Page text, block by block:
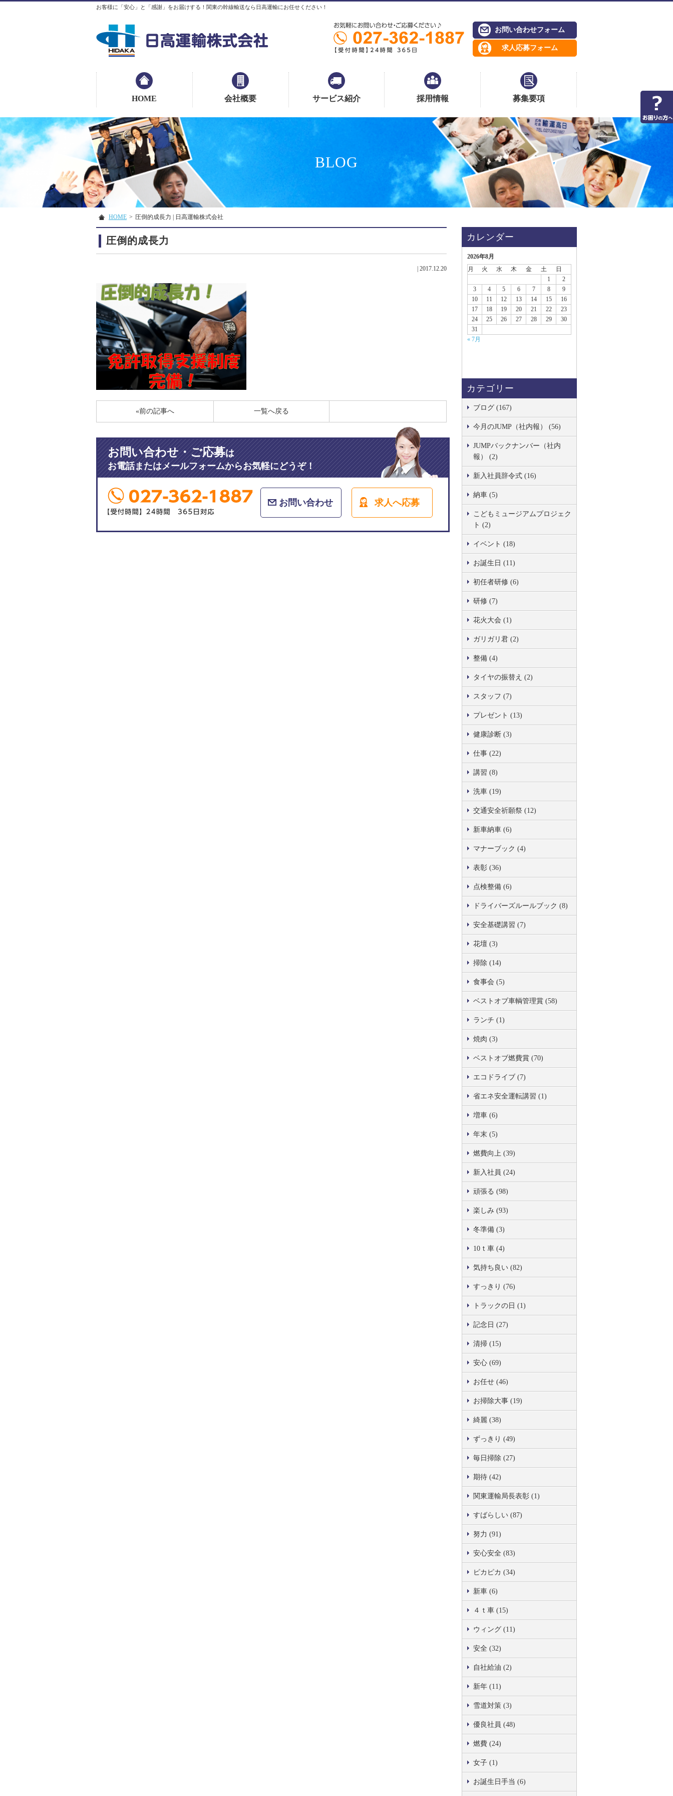
お客様に「安心」と「感謝」をお届けする！関東の幹線輸送なら日高運輸にお任せください！
お問い合わせフォーム
求人応募フォーム
HOME 会社概要 サービス紹介 採用情報 募集要項
BLOG
HOME > 圧倒的成長力 | 日高運輸株式会社
圧倒的成長力
2017.12.20
«前の記事へ 一覧へ戻る
お問い合わせ・ご応募は
お電話またはメールフォームからお気軽にどうぞ！
お問い合わせ 求人へ応募
カレンダー
2026年8月
月
火 水 木 金 土
日
1
2
3
4 5 6 7 8
9
10
11 12 13 14 15
16
17
18 19 20 21 22
23
24
25 26 27 28 29
30
31
« 7月
カテゴリー
ブログ (167)
今月のJUMP（社内報） (56)
JUMPバックナンバー（社内
報） (2)
新入社員辞令式 (16)
納車 (5)
こどもミュージアムプロジェク
ト (2)
イベント (18)
お誕生日 (11)
初任者研修 (6)
研修 (7)
花火大会 (1)
ガリガリ君 (2)
整備 (4)
タイヤの振替え (2)
スタッフ (7)
プレゼント (13)
健康診断 (3)
仕事 (22)
講習 (8)
洗車 (19)
交通安全祈願祭 (12)
新車納車 (6)
マナーブック (4)
表彰 (36)
点検整備 (6)
ドライバーズルールブック (8)
安全基礎講習 (7)
花壇 (3)
掃除 (14)
食事会 (5)
ベストオブ車輌管理賞 (58)
ランチ (1)
焼肉 (3)
ベストオブ燃費賞 (70)
エコドライブ (7)
省エネ安全運転講習 (1)
増車 (6)
年末 (5)
燃費向上 (39)
新入社員 (24)
頑張る (98)
楽しみ (93)
冬準備 (3)
10ｔ車 (4)
気持ち良い (82)
すっきり (76)
トラックの日 (1)
記念日 (27)
清掃 (15)
安心 (69)
お任せ (46)
お掃除大事 (19)
綺麗 (38)
ずっきり (49)
毎日掃除 (27)
期待 (42)
関東運輸局長表彰 (1)
すばらしい (87)
努力 (91)
安心安全 (83)
ピカピカ (34)
新車 (6)
４ｔ車 (15)
ウィング (11)
安全 (32)
自社給油 (2)
新年 (11)
雪道対策 (3)
優良社員 (48)
燃費 (24)
女子 (1)
お誕生日手当 (6)